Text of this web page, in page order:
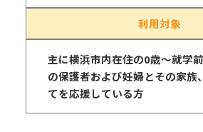
利用対象
主に横浜市内在住の0歳～就学
の保護者および妊婦とその家族
てを応援している方